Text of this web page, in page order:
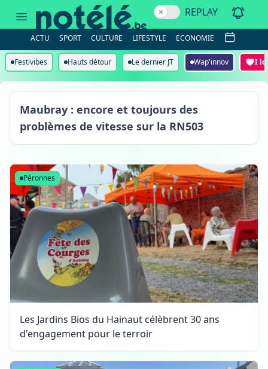
REPLAY
ACTU SPORT CULTURE LIFESTYLE ECONOMIE
Festivibes Hauts détour Le dernier JT Wap'innov I
Maubray
Maubray : encore et toujours des
problèmes de vitesse sur la RN503
Péronnes
Les Jardins Bios du Hainaut célèbrent 30 ans
d'engagement pour le terroir